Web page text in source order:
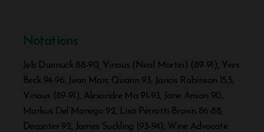
Notations
Jeb Dunnuck 88-90, Vinous (Neal Martin) (89-91), Yves
Beck 94-96, Jean Marc Quarin 93, Jancis Robinson 15,5,
Vinous (89-91), Alexandre Ma 91-93, Jane Anson 90,
Markus Del Monego 92, Lisa Perrotti-Brown 86-88,
Decanter 92, James Suckling (93-94), Wine Advocate